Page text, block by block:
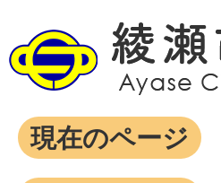
現在のページ